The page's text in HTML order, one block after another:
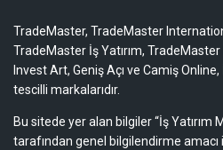
TradeMaster, TradeMaster
TradeMaster İş Yatırım,
Invest Art, Geniş Açı ve Camiş
tescilli markalarıdır.
Bu sitede yer alan bilgiler “İş Yatırım
tarafından genel bilgilendirme amacı